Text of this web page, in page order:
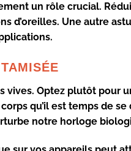
un rôle crucial.
d’oreilles. Une autre
vives. Optez plutôt pour
qu’il est temps de
notre horloge